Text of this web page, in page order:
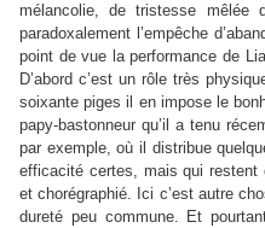
mélancolie, de tristesse mêlée
paradoxalement l’empêche
point de vue la performance de
D’abord c’est un rôle très
soixante piges il en impose le
papy-bastonneur qu’il a tenu
par exemple, où il distribue
efficacité certes, mais qui restent
et chorégraphié. Ici c’est autre
dureté peu commune. Et